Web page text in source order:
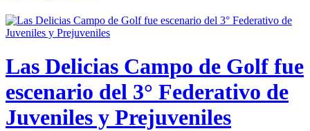
Las Delicias Campo de Golf fue
escenario del 3° Federativo de
Juveniles y Prejuveniles